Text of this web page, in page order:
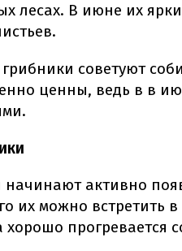
лесах. В июне их
советуют
ценны, ведь в в
активно
их можно встретить
хорошо прогревается